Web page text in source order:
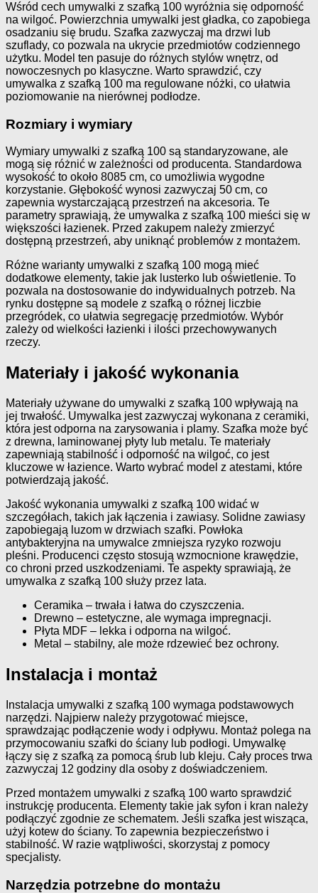
Wśród cech umywalki z szafką 100 wyróżnia się odporność
na wilgoć. Powierzchnia umywalki jest gładka, co zapobiega
osadzaniu się brudu. Szafka zazwyczaj ma drzwi lub
szuflady, co pozwala na ukrycie przedmiotów codziennego
użytku. Model ten pasuje do różnych stylów wnętrz, od
nowoczesnych po klasyczne. Warto sprawdzić, czy
umywalka z szafką 100 ma regulowane nóżki, co ułatwia
poziomowanie na nierównej podłodze.
Rozmiary i wymiary
Wymiary umywalki z szafką 100 są standaryzowane, ale
mogą się różnić w zależności od producenta. Standardowa
wysokość to około 8085 cm, co umożliwia wygodne
korzystanie. Głębokość wynosi zazwyczaj 50 cm, co
zapewnia wystarczającą przestrzeń na akcesoria. Te
parametry sprawiają, że umywalka z szafką 100 mieści się w
większości łazienek. Przed zakupem należy zmierzyć
dostępną przestrzeń, aby uniknąć problemów z montażem.
Różne warianty umywalki z szafką 100 mogą mieć
dodatkowe elementy, takie jak lusterko lub oświetlenie. To
pozwala na dostosowanie do indywidualnych potrzeb. Na
rynku dostępne są modele z szafką o różnej liczbie
przegródek, co ułatwia segregację przedmiotów. Wybór
zależy od wielkości łazienki i ilości przechowywanych
rzeczy.
Materiały i jakość wykonania
Materiały używane do umywalki z szafką 100 wpływają na
jej trwałość. Umywalka jest zazwyczaj wykonana z ceramiki,
która jest odporna na zarysowania i plamy. Szafka może być
z drewna, laminowanej płyty lub metalu. Te materiały
zapewniają stabilność i odporność na wilgoć, co jest
kluczowe w łazience. Warto wybrać model z atestami, które
potwierdzają jakość.
Jakość wykonania umywalki z szafką 100 widać w
szczegółach, takich jak łączenia i zawiasy. Solidne zawiasy
zapobiegają luzom w drzwiach szafki. Powłoka
antybakteryjna na umywalce zmniejsza ryzyko rozwoju
pleśni. Producenci często stosują wzmocnione krawędzie,
co chroni przed uszkodzeniami. Te aspekty sprawiają, że
umywalka z szafką 100 służy przez lata.
Ceramika – trwała i łatwa do czyszczenia.
Drewno – estetyczne, ale wymaga impregnacji.
Płyta MDF – lekka i odporna na wilgoć.
Metal – stabilny, ale może rdzewieć bez ochrony.
Instalacja i montaż
Instalacja umywalki z szafką 100 wymaga podstawowych
narzędzi. Najpierw należy przygotować miejsce,
sprawdzając podłączenie wody i odpływu. Montaż polega na
przymocowaniu szafki do ściany lub podłogi. Umywalkę
łączy się z szafką za pomocą śrub lub kleju. Cały proces trwa
zazwyczaj 12 godziny dla osoby z doświadczeniem.
Przed montażem umywalki z szafką 100 warto sprawdzić
instrukcję producenta. Elementy takie jak syfon i kran należy
podłączyć zgodnie ze schematem. Jeśli szafka jest wisząca,
użyj kotew do ściany. To zapewnia bezpieczeństwo i
stabilność. W razie wątpliwości, skorzystaj z pomocy
specjalisty.
Narzędzia potrzebne do montażu